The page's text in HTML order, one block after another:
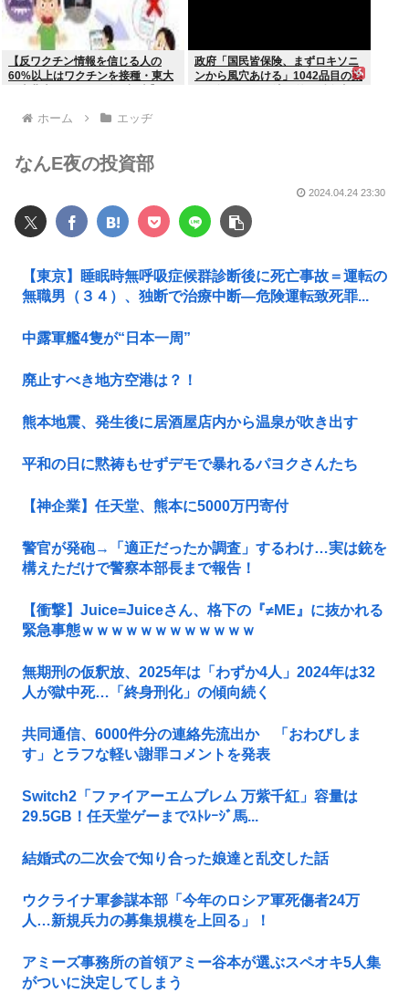
【反ワクチン情報を信じる人の
60%以上はワクチンを接種・東大
の多さの双方に共通する要因は若
政府「国民皆保険、まずロキソニ
ンから風穴あける」1042品目の薬
ホーム エッヂ
なんE夜の投資部
2024.04.24 23:30
【東京】睡眠時無呼吸症候群診断後に死亡事故＝運転の
無職男（３４）、独断で治療中断―危険運転致死罪...
中露軍艦4隻が“日本一周”
廃止すべき地方空港は？！
熊本地震、発生後に居酒屋店内から温泉が吹き出す
平和の日に黙祷もせずデモで暴れるパヨクさんたち
【神企業】任天堂、熊本に5000万円寄付
警官が発砲→「適正だったか調査」するわけ…実は銃を
構えただけで警察本部長まで報告！
【衝撃】Juice=Juiceさん、格下の『≠ME』に抜かれる
緊急事態ｗｗｗｗｗｗｗｗｗｗｗｗ
無期刑の仮釈放、2025年は「わずか4人」2024年は32
人が獄中死…「終身刑化」の傾向続く
共同通信、6000件分の連絡先流出か 「おわびしま
す」とラフな軽い謝罪コメントを発表
Switch2「ファイアーエムブレム 万紫千紅」容量は
29.5GB！任天堂ゲーまでｽﾄﾚｰｼﾞ馬...
結婚式の二次会で知り合った娘達と乱交した話
ウクライナ軍参謀本部「今年のロシア軍死傷者24万
人…新規兵力の募集規模を上回る」！
アミーズ事務所の首領アミー谷本が選ぶスペオキ5人集
がついに決定してしまう